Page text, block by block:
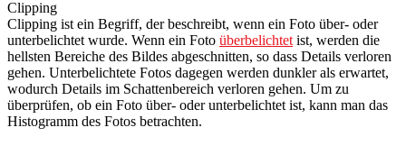
Clipping
Clipping ist ein Begriff, der beschreibt, wenn ein Foto über- oder
unterbelichtet wurde. Wenn ein Foto überbelichtet ist, werden die
hellsten Bereiche des Bildes abgeschnitten, so dass Details verloren
gehen. Unterbelichtete Fotos dagegen werden dunkler als erwartet,
wodurch Details im Schattenbereich verloren gehen. Um zu
überprüfen, ob ein Foto über- oder unterbelichtet ist, kann man das
Histogramm des Fotos betrachten.